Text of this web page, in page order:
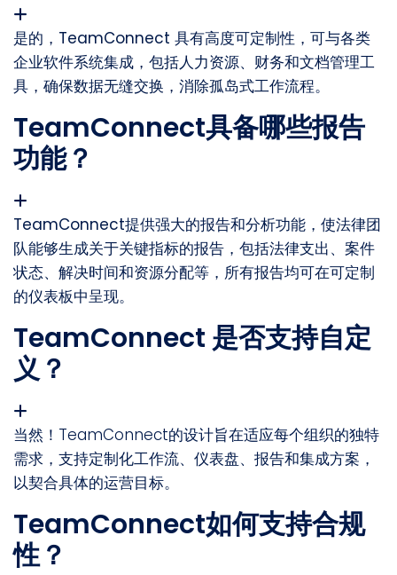
是的，TeamConnect 具有高度可定制性，可与各类
企业软件系统集成，包括人力资源、财务和文档管理工
具，确保数据无缝交换，消除孤岛式工作流程。
TeamConnect具备哪些报告
功能？
TeamConnect提供强大的报告和分析功能，使法律团
队能够生成关于关键指标的报告，包括法律支出、案件
状态、解决时间和资源分配等，所有报告均可在可定制
的仪表板中呈现。
TeamConnect 是否支持自定
义？
当然！TeamConnect的设计旨在适应每个组织的独特
需求，支持定制化工作流、仪表盘、报告和集成方案，
以契合具体的运营目标。
TeamConnect如何支持合规
性？